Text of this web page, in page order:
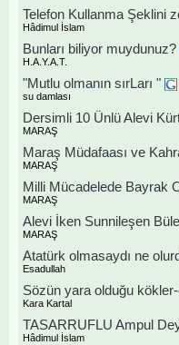
Telefon Kullanma Şeklini
Hâdimul İslam
Bunları biliyor muydunuz?
H.A.Y.A.T.
"Mutlu olmanın sırLarı "
su damlası
Dersimli 10 Ünlü Alevi
MARAŞ
Maraş Müdafaası ve
MARAŞ
Milli Mücadelede Bayrak
MARAŞ
Alevi İken Sunnileşen
MARAŞ
Atatürk olmasaydı ne
Esadullah
Sözün yara olduğu
Kara Kartal
TASARRUFLU Ampul
Hâdimul İslam